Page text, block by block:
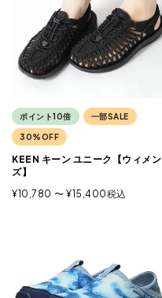
ポイント10倍 一部SALE
30%OFF
KEEN キーン ユニーク【ウィメン
ズ】
¥10,780 〜 ¥15,400税込